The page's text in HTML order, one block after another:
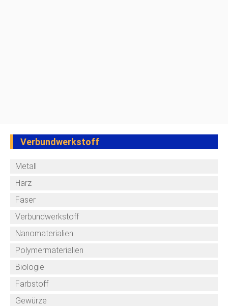
Verbundwerkstoff
Metall
Harz
Faser
Verbundwerkstoff
Nanomaterialien
Polymermaterialien
Biologie
Farbstoff
Gewürze